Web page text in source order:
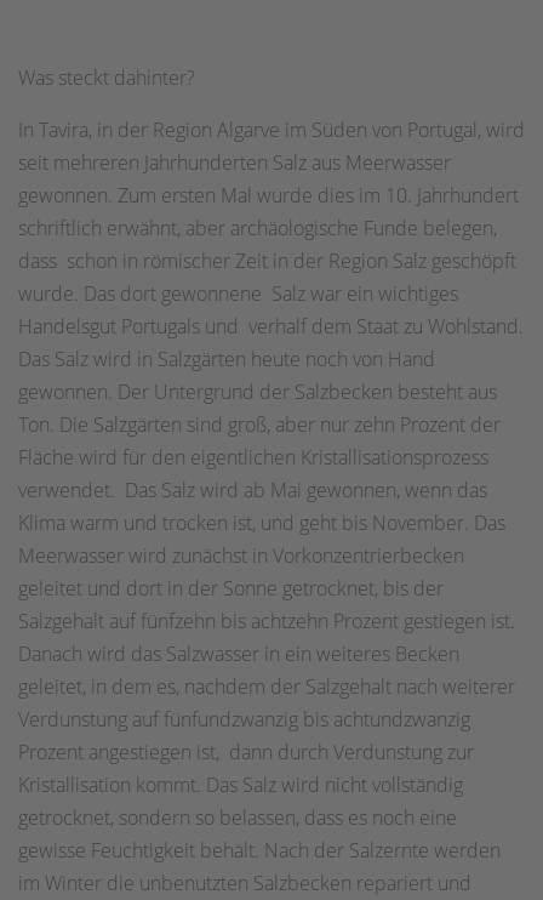
Was steckt dahinter?
In Tavira, in der Region Algarve im Süden von Portugal, wird
seit mehreren Jahrhunderten Salz aus Meerwasser
gewonnen. Zum ersten Mal wurde dies im 10. Jahrhundert
schriftlich erwähnt, aber archäologische Funde belegen,
dass schon in römischer Zeit in der Region Salz geschöpft
wurde. Das dort gewonnene Salz war ein wichtiges
Handelsgut Portugals und verhalf dem Staat zu Wohlstand.
Das Salz wird in Salzgärten heute noch von Hand
gewonnen. Der Untergrund der Salzbecken besteht aus
Ton. Die Salzgärten sind groß, aber nur zehn Prozent der
Fläche wird für den eigentlichen Kristallisationsprozess
verwendet. Das Salz wird ab Mai gewonnen, wenn das
Klima warm und trocken ist, und geht bis November. Das
Meerwasser wird zunächst in Vorkonzentrierbecken
geleitet und dort in der Sonne getrocknet, bis der
Salzgehalt auf fünfzehn bis achtzehn Prozent gestiegen ist.
Danach wird das Salzwasser in ein weiteres Becken
geleitet, in dem es, nachdem der Salzgehalt nach weiterer
Verdunstung auf fünfundzwanzig bis achtundzwanzig
Prozent angestiegen ist, dann durch Verdunstung zur
Kristallisation kommt. Das Salz wird nicht vollständig
getrocknet, sondern so belassen, dass es noch eine
gewisse Feuchtigkeit behält. Nach der Salzernte werden
im Winter die unbenutzten Salzbecken repariert und